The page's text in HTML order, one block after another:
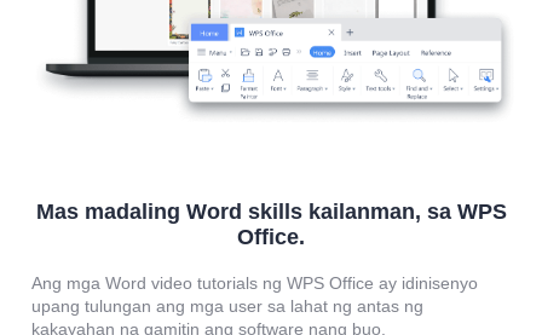
Mas madaling Word skills kailanman, sa WPS
Office.
Ang mga Word video tutorials ng WPS Office ay idinisenyo
upang tulungan ang mga user sa lahat ng antas ng
kakayahan na gamitin ang software nang buo.